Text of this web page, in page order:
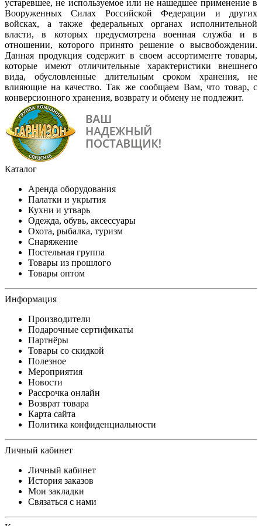
устаревшее, не используемое или не нашедшее применение в
Вооруженных Силах Российской Федерации и других
войсках, а также федеральных органах исполнительной
власти, в которых предусмотрена военная служба и в
отношении, которого принято решение о высвобождении.
Данная продукция содержит в своем ассортименте товары,
которые имеют отличительные характеристики внешнего
вида, обусловленные длительным сроком хранения, не
влияющие на качество. Так же сообщаем Вам, что товар, с
конверсионного хранения, возврату и обмену не подлежит.
Каталог
Аренда оборудования
Палатки и укрытия
Кухни и утварь
Одежда, обувь, аксессуары
Охота, рыбалка, туризм
Снаряжение
Постельная группа
Товары из прошлого
Товары оптом
Информация
Производители
Подарочные сертификаты
Партнёры
Товары со скидкой
Полезное
Мероприятия
Новости
Рассрочка онлайн
Возврат товара
Карта сайта
Политика конфиденциальности
Личный кабинет
Личный кабинет
История заказов
Мои закладки
Связаться с нами